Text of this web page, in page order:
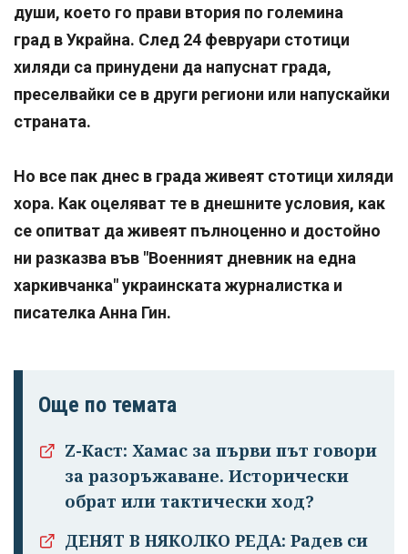
души, което го прави втория по големина
град в Украйна. След 24 февруари стотици
хиляди са принудени да напуснат града,
преселвайки се в други региони или напускайки
страната.
Но все пак днес в града живеят стотици хиляди
хора. Как оцеляват те в днешните условия, как
се опитват да живеят пълноценно и достойно
ни разказва във "Военният дневник на една
харкивчанка" украинската журналистка и
писателка Анна Гин.
Още по темата
Z-Каст: Хамас за първи път говори
за разоръжаване. Исторически
обрат или тактически ход?
ДЕНЯТ В НЯКОЛКО РЕДА: Радев си